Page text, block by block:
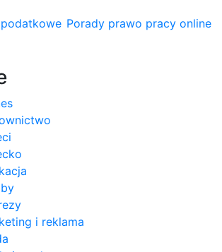
Porady prawo pracy online
i reklama